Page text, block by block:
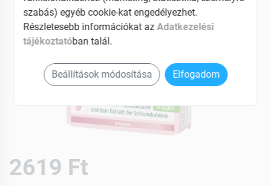
2619 Ft
szabás) egyéb cookie-kat engedélyezhet.
Részletesebb információkat azAdatkezelési
tájékoztatóban talál.
Beállítások módosítása Elfogadom